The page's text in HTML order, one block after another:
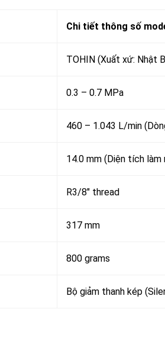
Chi tiết thông số
TOHIN (Xuất xứ: Nhật
0.3 – 0.7 MPa
460 – 1.043 L/min
14.0 mm (Diện tích
R3/8″ thread
317 mm
800 grams
Bộ giảm thanh kép